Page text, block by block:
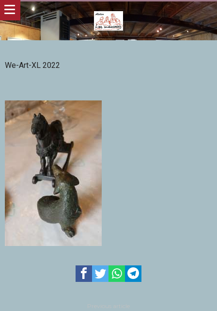
We-Art-XL 2022
Previous article